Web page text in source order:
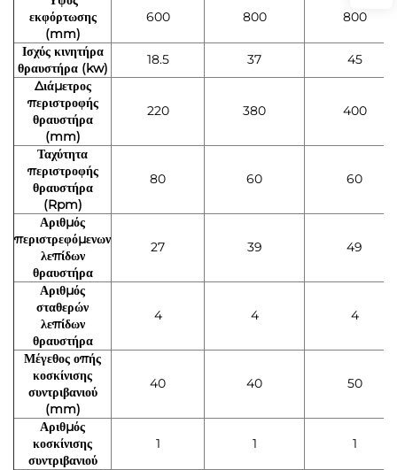
εκφόρτωσης
(mm)
600 800 800
Ισχύς κινητήρα
θραυστήρα (kw)
18.5 37
45
Διάμετρος
περιστροφής
θραυστήρα
(mm)
220 380 400
Ταχύτητα
περιστροφής
θραυστήρα
(Rpm)
80 60 60
Αριθμός
περιστρεφόμενων
λεπίδων
θραυστήρα
27 39 49
Αριθμός
σταθερών
λεπίδων
θραυστήρα
4 4 4
Μέγεθος οπής
κοσκίνισης
συντριβανιού
(mm)
40 40 50
Αριθμός
κοσκίνισης
συντριβανιού
1 1 1